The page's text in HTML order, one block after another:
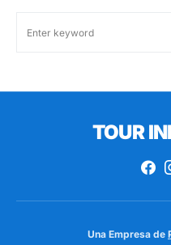
TOUR
Una Empresa de